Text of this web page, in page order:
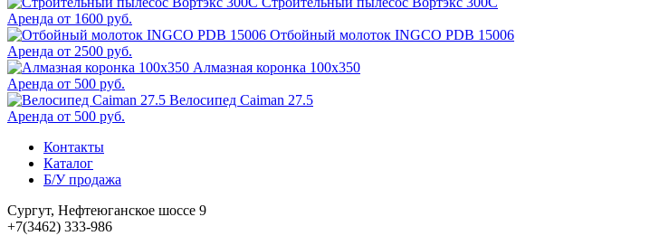
Аренда от 1600 руб.
Отбойный молоток INGCO PDB 15006
Аренда от 2500 руб.
Алмазная коронка 100х350
Аренда от 500 руб.
Велосипед Caiman 27.5
Аренда от 500 руб.
Контакты
Каталог
Б/У продажа
Сургут, Нефтеюганское шоссе 9
+7(3462) 333-986